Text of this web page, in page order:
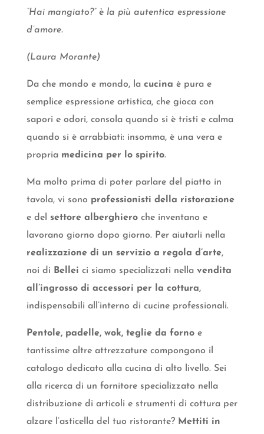
“Hai mangiato?” è la più autentica espressione
d’amore.
(Laura Morante)
Da che mondo e mondo, la cucina è pura e
semplice espressione artistica, che gioca con
sapori e odori, consola quando si è tristi e calma
quando si è arrabbiati: insomma, è una vera e
propria medicina per lo spirito.
Ma molto prima di poter parlare del piatto in
tavola, vi sono professionisti della ristorazione
e del settore alberghieroche inventano e
lavorano giorno dopo giorno. Per aiutarli nella
realizzazione di un servizio a regola d’arte,
noi di
Bellei ci siamo specializzati nella vendita
all’ingrosso di accessori per la cottura,
indispensabili all’interno di cucine professionali.
Pentole, padelle, wok, teglie da fornoe
tantissime altre attrezzature compongono il
catalogo dedicato alla cucina di alto livello. Sei
alla ricerca di un fornitore specializzato nella
distribuzione di articoli e strumenti di cottura per
alzare l’asticella del tuo ristorante? Mettiti in